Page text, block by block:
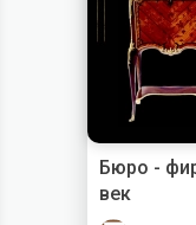
Бюро -
век